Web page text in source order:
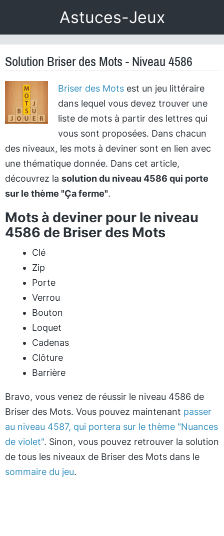
Astuces-Jeux
Solution Briser des Mots - Niveau 4586
Briser des Motsest un jeu littéraire
dans lequel vous devez trouver une
liste de mots à partir des lettres qui
vous sont proposées. Dans chacun
des niveaux, les mots à deviner sont en lien avec
une thématique donnée. Dans cet article,
découvrez la solution du niveau 4586 qui porte
sur le thème "Ça ferme".
Mots à deviner pour le niveau
4586 de Briser des Mots
Clé
Zip
Porte
Verrou
Bouton
Loquet
Cadenas
Clôture
Barrière
Bravo, vous venez de réussir le niveau 4586 de
Briser des Mots. Vous pouvez maintenant passer
au niveau 4587, qui portera sur le thème "Nuances
de violet". Sinon, vous pouvez retrouver la solution
de tous les niveaux de Briser des Mots dans le
sommaire du jeu.